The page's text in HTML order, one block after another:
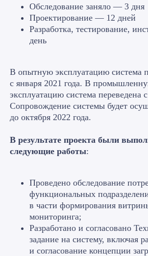
Обследование заняло — 3 дня
Проектирование — 12 дней
Разработка, тестирование,
день
В опытную эксплуатацию система
с января 2021 года. В
эксплуатацию система переведена
Сопровождение системы будет
до октября 2022 года.
В результате проекта были
следующие работы:
Проведено обследование
функциональных
в части формирования
мониторинга;
Разработано и согласовано
задание на систему, включая
и согласование концепции
детализации данных регистров и др.,
для отображения данных,
аналитических и контрольных
отчетов, за исключением хранения
электронных образов документов.
аналитических и контрольных
расчетов. Предоставление
информации пользователям ПО
«Витрина» с помощью отчетов,
графиков, экранных форм
с возможностью экспортировать эту
Подсистема
взаимодействия
НО
Комплекс решений, для реализации
механизма взаимодействия
работников, НО и Заказчика,